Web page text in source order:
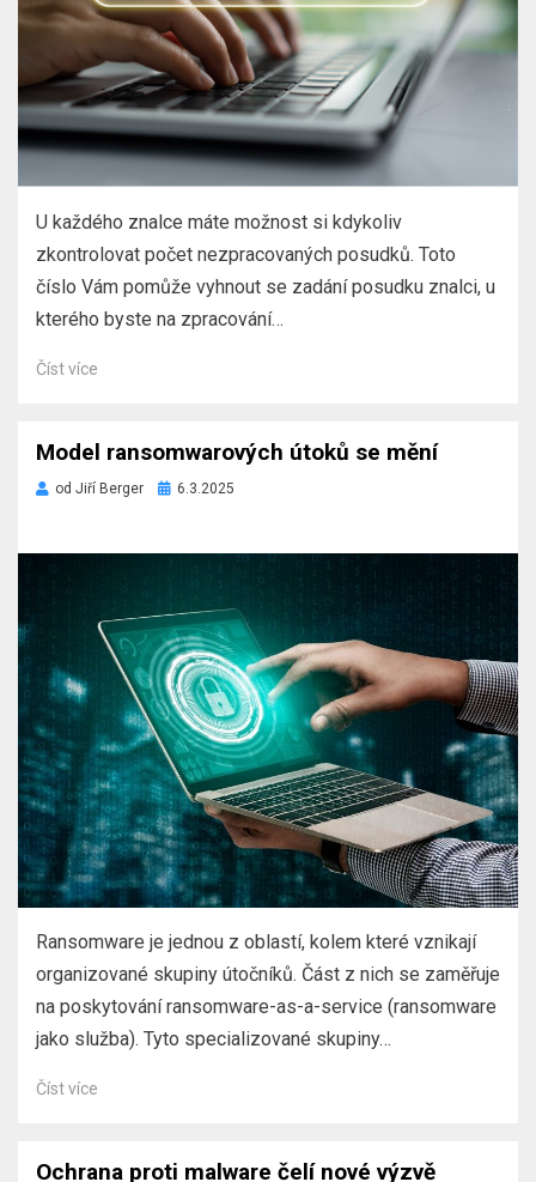
U každého znalce máte možnost si kdykoliv
zkontrolovat počet nezpracovaných posudků. Toto
číslo Vám pomůže vyhnout se zadání posudku znalci, u
kterého byste na zpracování…
Číst více
Model ransomwarových útoků se mění
od Jiří Berger
Zveřejněno
6.3.2025
Ransomware je jednou z oblastí, kolem které vznikají
organizované skupiny útočníků. Část z nich se zaměřuje
na poskytování ransomware-as-a-service (ransomware
jako služba). Tyto specializované skupiny…
Číst více
Ochrana proti malware čelí nové výzvě